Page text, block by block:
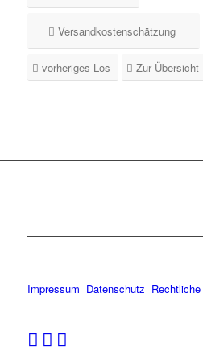
Versandkostenschätzung
vorheriges Los Zur Übersicht
Impressum Datenschutz